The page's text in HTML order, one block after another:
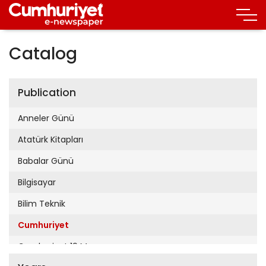
Catalog
Publication
Anneler Günü
Atatürk Kitapları
Babalar Günü
Bilgisayar
Bilim Teknik
Cumhuriyet
Cumhuriyet 19 Mayıs